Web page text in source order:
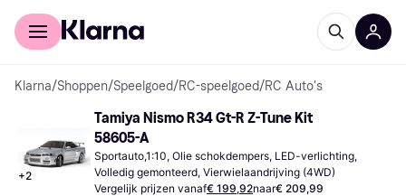
Voor shoppers
Klarna/Shoppen/Speelgoed/RC-speelgoed/RC Auto's
+2
Tamiya Nismo R34 Gt-R Z-Tune Kit
58605-A
Sportauto,1:10, Olie schokdempers, LED-verlichting,
Volledig gemonteerd, Vierwielaandrijving (4WD)
Vergelijk prijzen vanaf€ 199,92naar€ 209,99